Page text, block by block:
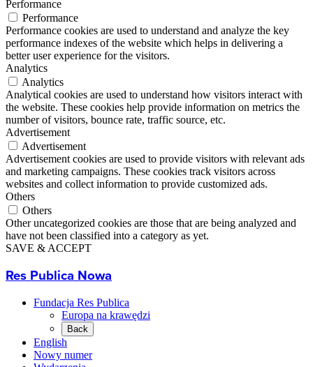
Performance
Performance
Performance cookies are used to understand and analyze the key
performance indexes of the website which helps in delivering a
better user experience for the visitors.
Analytics
Analytics
Analytical cookies are used to understand how visitors interact with
the website. These cookies help provide information on metrics the
number of visitors, bounce rate, traffic source, etc.
Advertisement
Advertisement
Advertisement cookies are used to provide visitors with relevant ads
and marketing campaigns. These cookies track visitors across
websites and collect information to provide customized ads.
Others
Others
Other uncategorized cookies are those that are being analyzed and
have not been classified into a category as yet.
SAVE & ACCEPT
Res Publica Nowa
Fundacja Res Publica
Europa na krawędzi
Back
English
Nowy numer